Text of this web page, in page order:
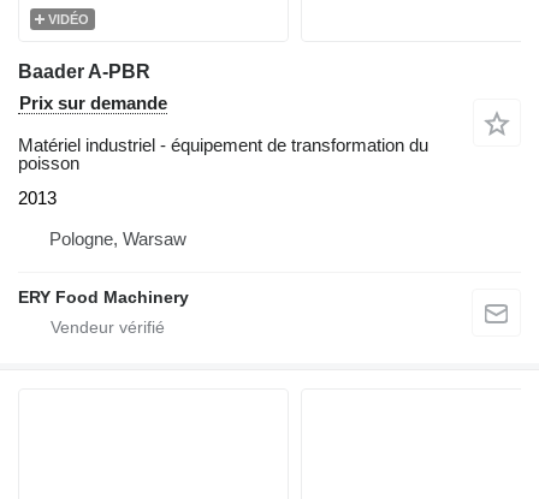
VIDÉO
Baader A-PBR
Prix sur demande
Matériel industriel - équipement de transformation du
poisson
2013
Pologne, Warsaw
ERY Food Machinery